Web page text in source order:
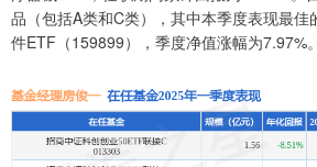
品（包括A类和C类），其中本季度表现最
件ETF（159899），季度净值涨幅为7.97%。